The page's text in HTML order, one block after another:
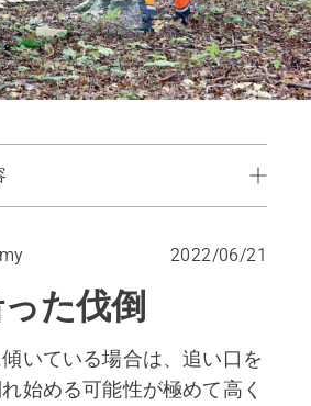
2022/06/21
た伐倒
いている場合は、追い口を
始める可能性が極めて高く